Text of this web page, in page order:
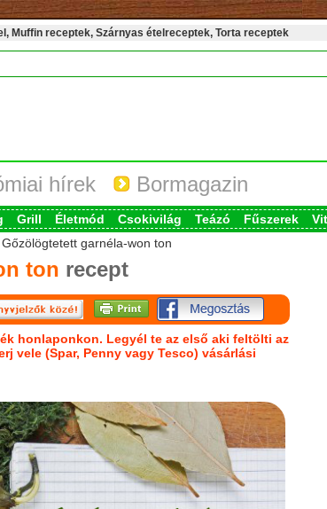
Muffin receptek, Szárnyas ételreceptek, Torta receptek
hírek Bormagazin
Grill Életmód Csokivilág Teázó Fűszerek
garnéla-won ton
ton recept
honlaponkon. Legyél te az első aki feltölti az
vele (Spar, Penny vagy Tesco) vásárlási